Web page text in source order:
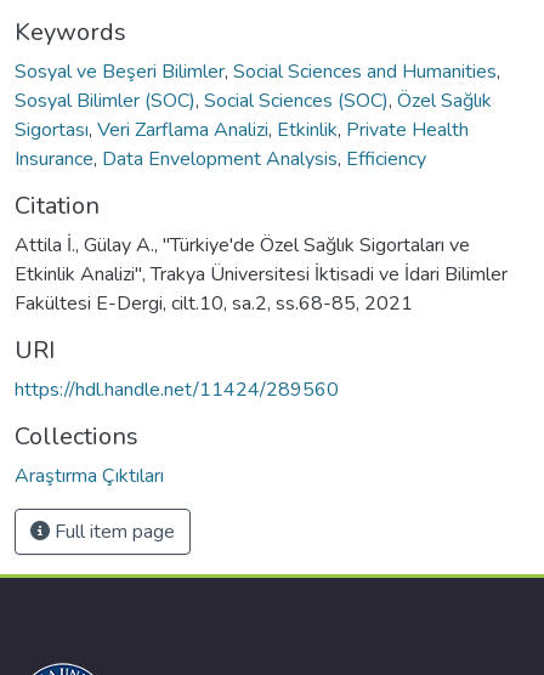
Keywords
Sosyal ve Beşeri Bilimler, Social Sciences and Humanities,
Sosyal Bilimler (SOC), Social Sciences (SOC), Özel Sağlık
Sigortası, Veri Zarflama Analizi, Etkinlik, Private Health
Insurance, Data Envelopment Analysis, Efficiency
Citation
Attila İ., Gülay A., "Türkiye'de Özel Sağlık Sigortaları ve
Etkinlik Analizi", Trakya Üniversitesi İktisadi ve İdari Bilimler
Fakültesi E-Dergi, cilt.10, sa.2, ss.68-85, 2021
URI
https://hdl.handle.net/11424/289560
Collections
Araştırma Çıktıları
Full item page